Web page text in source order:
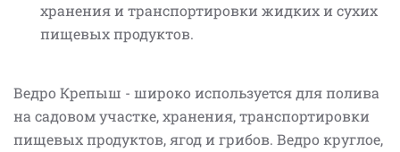
хранения и транспортировки жидких и сухих
пищевых продуктов.
Ведро Крепыш - широко используется для полива
на садовом участке, хранения, транспортировки
пищевых продуктов, ягод и грибов. Ведро круглое,